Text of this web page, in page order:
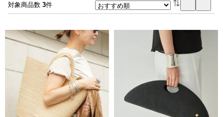
対象商品数 3件